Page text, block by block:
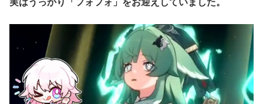
実はうっかり「フォフォ」をお迎えしていました。